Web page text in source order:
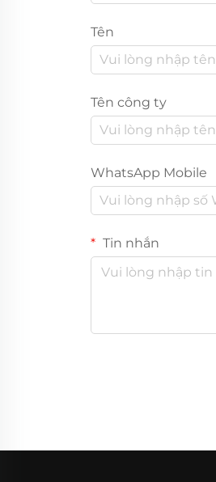
Tên
Tên công ty
WhatsApp Mobile
Tin nhắn